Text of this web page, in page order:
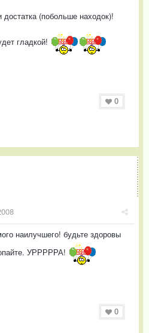
(побольше находок)!
гладкой!
0
наилучшего! будьте здоровы
УРРРРРА!
0